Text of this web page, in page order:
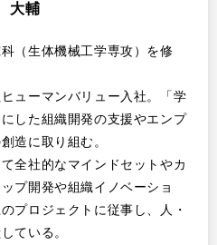
大輔
（生体機械工学専攻）を修
ューマンバリュー入社。「学
した組織開発の支援やエンプ
造に取り組む。
全社的なマインドセットやカ
プ開発や組織イノベーショ
プロジェクトに従事し、人・
ている。